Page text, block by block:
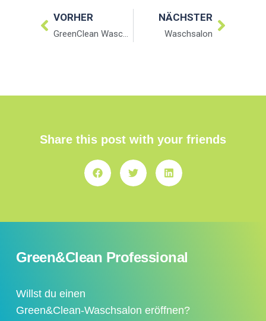
VORHER
GreenClean Waschsalons
NÄCHSTER
Waschsalon
Share this post with your friends
Green&Clean Professional
Willst du einen
Green&Clean-Waschsalon eröffnen?